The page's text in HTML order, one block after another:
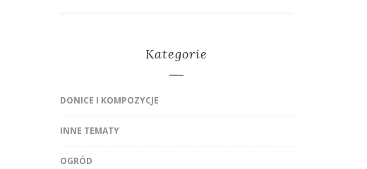
Kategorie
DONICE I KOMPOZYCJE
INNE TEMATY
OGRÓD